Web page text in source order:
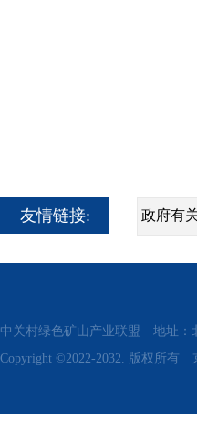
友情链接:
中关村绿色矿山产业联盟 地址：
Copyright ©2022-2032. 版权所有